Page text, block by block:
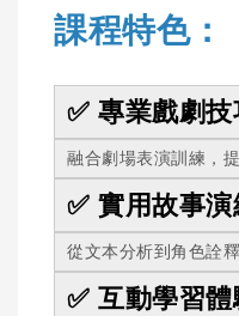
課程特色：
✅ 專業戲劇技
融合劇場表演訓練，
✅ 實用故事演
從文本分析到角色詮
✅ 互動學習體